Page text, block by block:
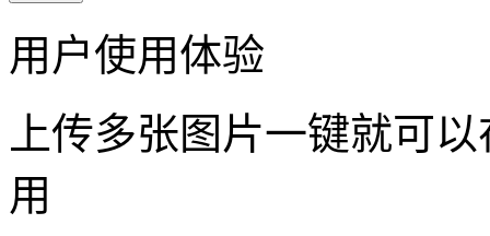
用户使用体验
上传多张图片一键就可
用